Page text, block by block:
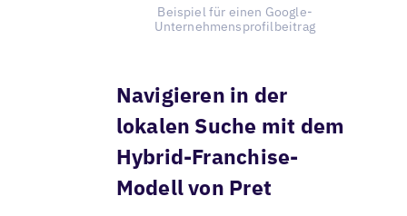
Beispiel für einen Google-
Unternehmensprofilbeitrag
Navigieren in der
lokalen Suche mit dem
Hybrid-Franchise-
Modell von Pret